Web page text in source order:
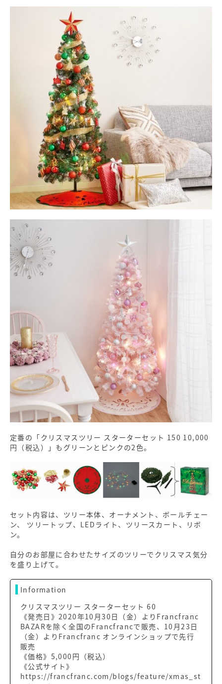
定番の「クリスマスツリー スターターセット 150 10,000
円（税込）」もグリーンとピンクの2色。
セット内容は、ツリー本体、オーナメント、ボールチェー
ン、 ツリートップ、LEDライト、ツリースカート、リボ
ン。
自分のお部屋に合わせたサイズのツリーでクリスマス気分
を盛り上げて。
Information
クリスマスツリー スターターセット 60
《発売日》2020年10月30日（金）よりFrancfranc
BAZARを除く全国のFrancfrancで販売、10月23日
（金）よりFrancfranc オンラインショップで先行
販売
《価格》5,000円（税込）
《公式サイト》
https://francfranc.com/blogs/feature/xmas_st